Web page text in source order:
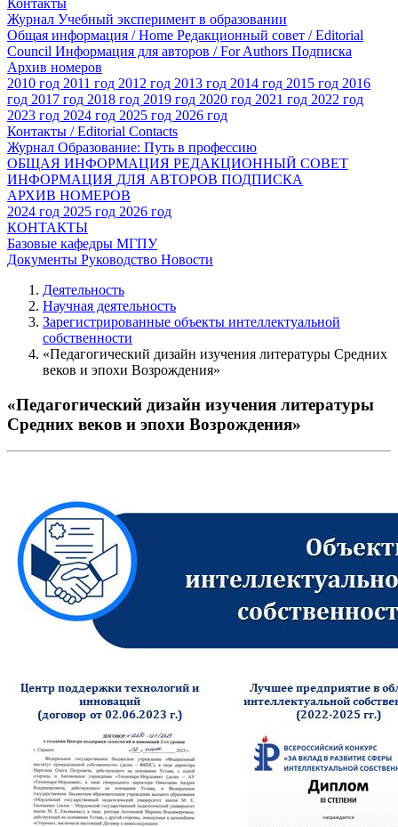
Журнал Учебный эксперимент в образовании
Общая информация / Home Редакционный совет / Editorial
Council Информация для авторов / For Authors Подписка
Архив номеров
2010 год 2011 год 2012 год 2013 год 2014 год 2015 год 2016
год 2017 год 2018 год 2019 год 2020 год 2021 год 2022 год
2023 год 2024 год 2025 год 2026 год
Контакты / Editorial Contacts
Журнал Образование: Путь в профессию
ОБЩАЯ ИНФОРМАЦИЯ РЕДАКЦИОННЫЙ СОВЕТ
ИНФОРМАЦИЯ ДЛЯ АВТОРОВ ПОДПИСКА
АРХИВ НОМЕРОВ
2024 год 2025 год 2026 год
КОНТАКТЫ
Базовые кафедры МГПУ
Документы Руководство Новости
Деятельность
Научная деятельность
Зарегистрированные объекты интеллектуальной
собственности
«Педагогический дизайн изучения литературы Средних
веков и эпохи Возрождения»
«Педагогический дизайн изучения литературы
Средних веков и эпохи Возрождения»